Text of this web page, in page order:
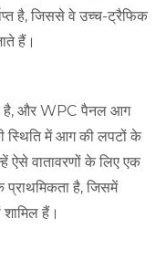
है, जिससे वे उच्च-ट्रैफिक
हैं।
है, और WPC पैनल आग
स्थिति में आग की लपटों के
ऐसे वातावरणों के लिए एक
प्राथमिकता है, जिसमें
हैं।